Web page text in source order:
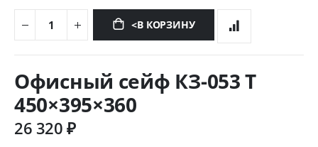
<В КОРЗИНУ
началу
галереи
изображений
Офисный сейф КЗ-053 Т
450×395×360
26 320 ₽